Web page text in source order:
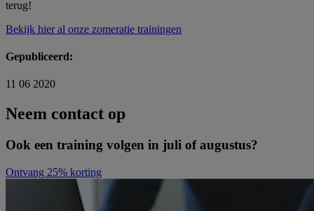
terug!
Bekijk hier al onze zomeratie trainingen
Gepubliceerd:
11 06 2020
Neem contact op
Ook een training volgen in juli of augustus?
Ontvang 25% korting